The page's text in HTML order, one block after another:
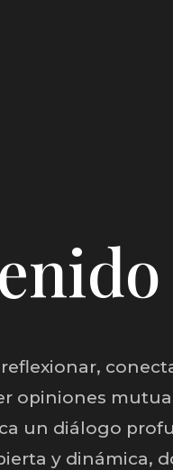
opiniones
un diálogo
y dinámica,